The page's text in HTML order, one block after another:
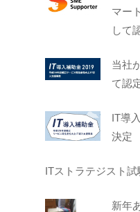
マー
して
当社
て認
IT導
決定
ITストラテジスト試
新年